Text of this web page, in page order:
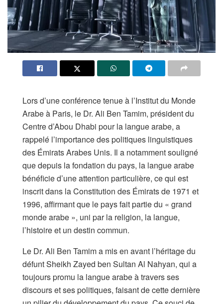
Lors d’une conférence tenue à l’Institut du Monde
Arabe à Paris, le Dr. Ali Ben Tamim, président du
Centre d’Abou Dhabi pour la langue arabe, a
rappelé l’importance des politiques linguistiques
des Émirats Arabes Unis. Il a notamment souligné
que depuis la fondation du pays, la langue arabe
bénéficie d’une attention particulière, ce qui est
inscrit dans la Constitution des Émirats de 1971 et
1996, affirmant que le pays fait partie du « grand
monde arabe », uni par la religion, la langue,
l’histoire et un destin commun.
Le Dr. Ali Ben Tamim a mis en avant l’héritage du
défunt Sheikh Zayed ben Sultan Al Nahyan, qui a
toujours promu la langue arabe à travers ses
discours et ses politiques, faisant de cette dernière